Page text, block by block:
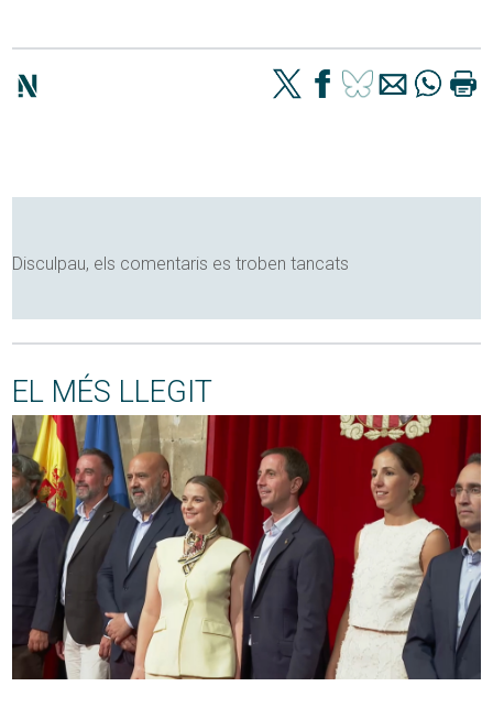
Disculpau, els comentaris es troben tancats
EL MÉS LLEGIT